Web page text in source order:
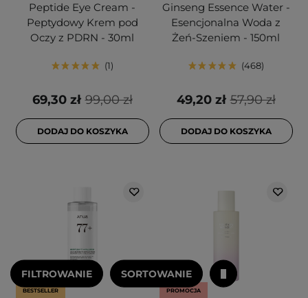
Peptide Eye Cream -
Peptydowy Krem pod
Oczy z PDRN - 30ml
1
99,00 zł
69,30 zł
DODAJ DO KOSZYKA
Ginseng Essence Water -
Esencjonalna Woda z
Żeń-Szeniem - 150ml
468
57,90 zł
49,20 zł
DODAJ DO KOSZYKA
BESTSELLER PROMOCJA
FILTROWANIE SORTOWANIE